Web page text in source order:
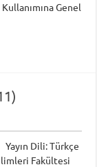
Genel
Yayın Dili: Türkçe
Fakültesi